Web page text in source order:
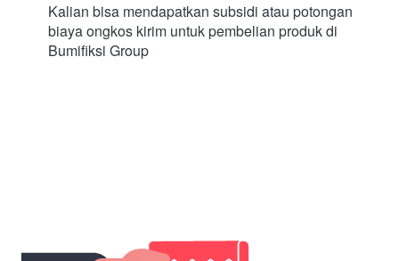
Kalian bisa mendapatkan subsidi atau potongan
biaya ongkos kirim untuk pembelian produk di
Bumifiksi Group